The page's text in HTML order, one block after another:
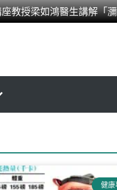
教授梁如鴻醫生講解「
健康